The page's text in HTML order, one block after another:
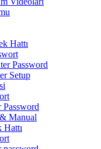
Hattı
Password
Setup
Manual
Hattı